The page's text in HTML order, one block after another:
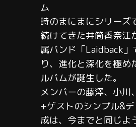
ム
時のまにまにシリーズ
続けてきた井筒香奈江
属バンド「Laidback」
り、進化と深化を極め
ルバムが誕生した。
メンバーの藤澤、小川
+ゲストのシンプル&
成は、今までと同じよ